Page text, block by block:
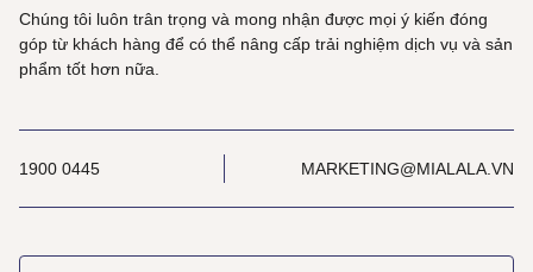
Chúng tôi luôn trân trọng và mong nhận được mọi ý kiến đóng
góp từ khách hàng để có thể nâng cấp trải nghiệm dịch vụ và sản
phẩm tốt hơn nữa.
1900 0445 MARKETING@MIALALA.VN